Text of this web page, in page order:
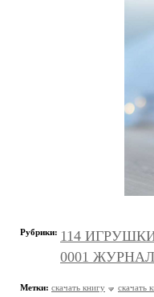
Рубрики: 114 ИГРУШКИ
0001
Метки: скачать книгу скачать